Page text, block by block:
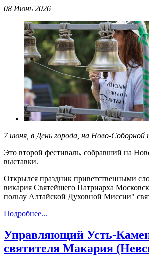
08 Июнь 2026
7 июня, в День города, на Ново-
Это второй фестиваль, собравший на
выставки.
Открылся праздник приветственными
викария Святейшего Патриарха
пользу Алтайской Духовной Миссии"
Подробнее...
Управляющий Усть-
святителя Макария